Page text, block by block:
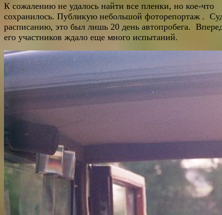
К сожалению не удалось найти все пленки, но кое-что
сохранилось. Публикую небольшой фоторепортаж .
расписанию, это был лишь 20 день автопробега.
его участников ждало еще много испытаний.